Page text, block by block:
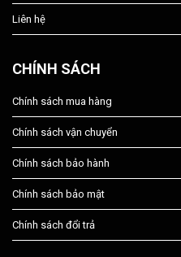
Liên hệ
CHÍNH SÁCH
Chính sách mua hàng
Chính sách vận chuyển
Chính sách bảo hành
Chính sách bảo mật
Chính sách đổi trả